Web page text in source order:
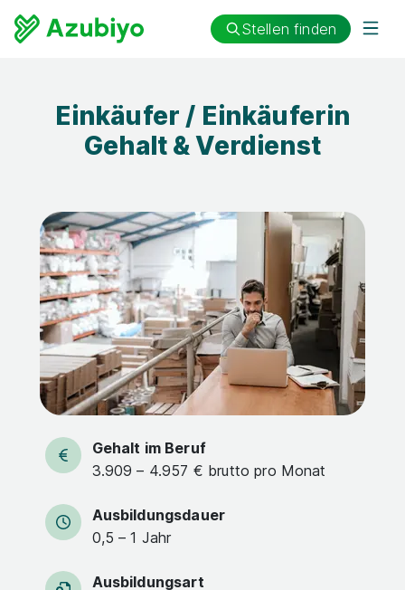
Stellen finden
Einkäufer / Einkäuferin
Gehalt & Verdienst
Gehalt im Beruf
3.909 – 4.957 € brutto pro Monat
Ausbildungsdauer
0,5 – 1 Jahr
Ausbildungsart